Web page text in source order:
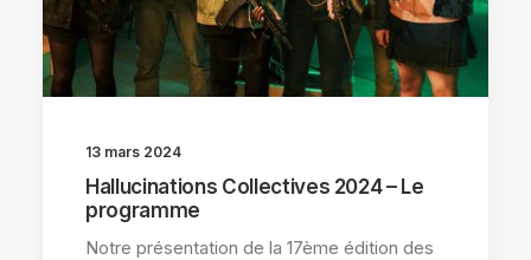
13 mars 2024
Hallucinations Collectives 2024 – Le
programme
Notre présentation de la 17ème édition des